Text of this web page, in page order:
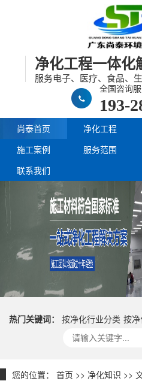
净化工程一体化
服务电子、医疗、食品、
全国咨询服
193-
尚泰首页 净化工程
施工案例
服务范围
联系我们
热门关键词： 按净化行业分类 按
您的位置： 首页 >> 净化知识 >>